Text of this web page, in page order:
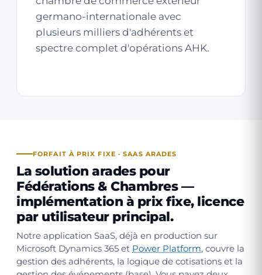
germano-internationale avec
plusieurs milliers d'adhérents et
spectre complet d'opérations AHK.
FORFAIT À PRIX FIXE · SAAS ARADES
La solution arades pour
Fédérations & Chambres —
implémentation à prix fixe, licence
par utilisateur principal.
Notre application SaaS, déjà en production sur
Microsoft Dynamics 365 et Power Platform, couvre la
gestion des adhérents, la logique de cotisations et la